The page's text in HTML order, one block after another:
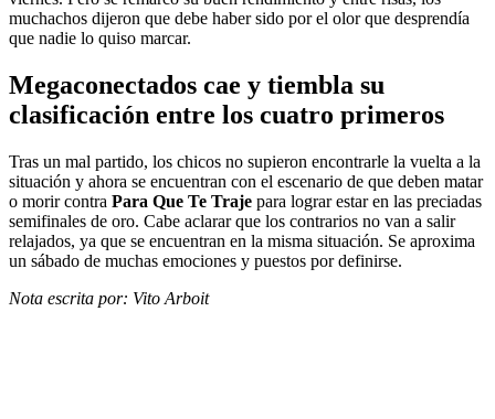
muchachos dijeron que debe haber sido por el olor que desprendía
que nadie lo quiso marcar.
Megaconectados cae y tiembla su
clasificación entre los cuatro primeros
Tras un mal partido, los chicos no supieron encontrarle la vuelta a la
situación y ahora se encuentran con el escenario de que deben matar
o morir contra Para Que Te Traje para lograr estar en las preciadas
semifinales de oro. Cabe aclarar que los contrarios no van a salir
relajados, ya que se encuentran en la misma situación. Se aproxima
un sábado de muchas emociones y puestos por definirse.
Nota escrita por: Vito Arboit